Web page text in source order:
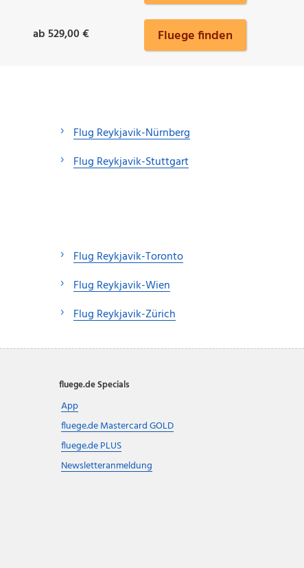
ab 529,00 € Fluege finden
Flug Reykjavik-Nürnberg
Flug Reykjavik-Stuttgart
Flug Reykjavik-Toronto
Flug Reykjavik-Wien
Flug Reykjavik-Zürich